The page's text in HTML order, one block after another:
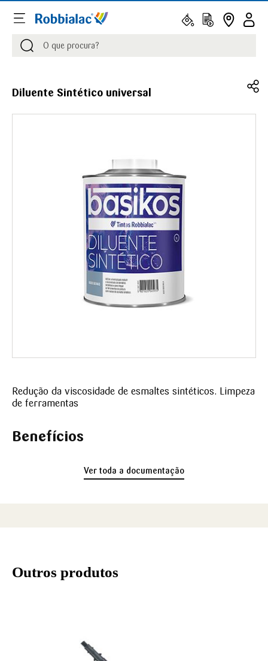
Procurar
Procurar
Diluente Sintético universal
Redução da viscosidade de esmaltes sintéticos. Limpeza
de ferramentas
Benefícios
Ver toda a documentação
Outros produtos